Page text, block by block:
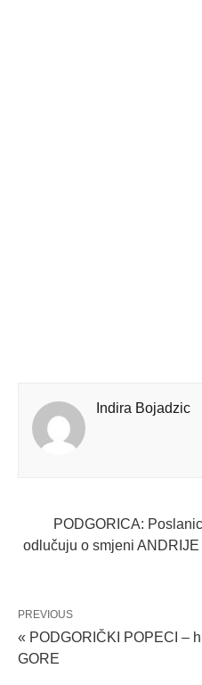
Indira Bojadzic
PODGORICA:
odlučuju o smjeni
PREVIOUS
« PODGORIČKI POPECI –
GORE